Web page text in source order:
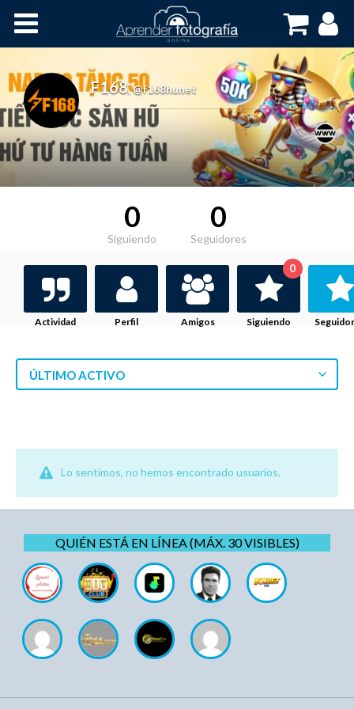
Cursos OnLine
F168,@f168hunet
0
Siguiendo
0
Seguidores
Actividad Perfil Amigos Siguiendo
0
ÚLTIMO ACTIVO
Lo sentimos, no hemos encontrado usuarios.
QUIÉN ESTÁ EN LÍNEA (MÁX. 30 VISIBLES)